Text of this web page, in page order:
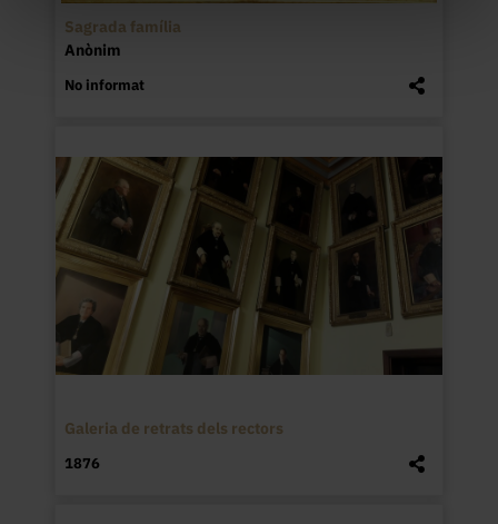
Sagrada família
Anònim
No informat
Galeria de retrats dels rectors
1876